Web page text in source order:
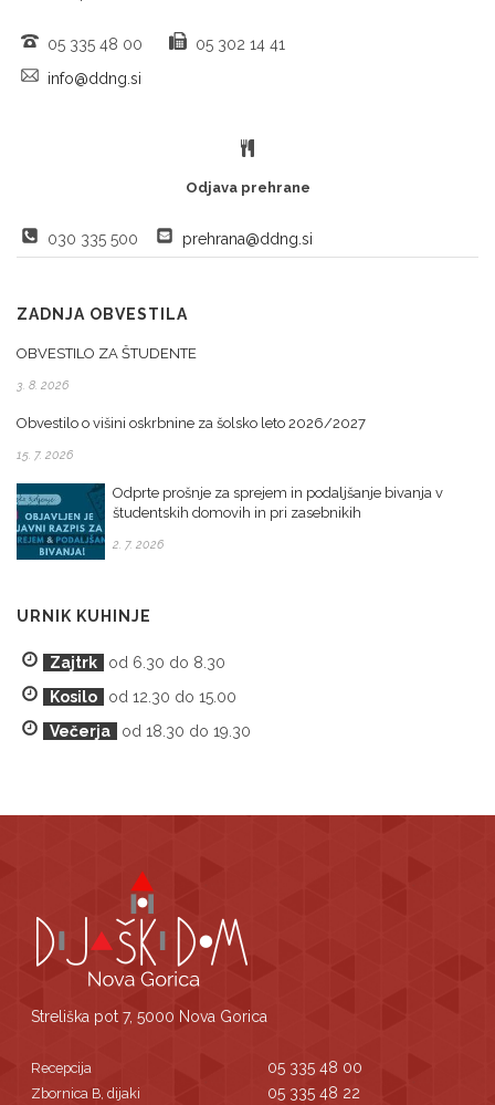
05 335 48 00
05 302 14 41
info@ddng.si
Odjava prehrane
030 335 500 prehrana@ddng.si
ZADNJA OBVESTILA
OBVESTILO ZA ŠTUDENTE
3. 8. 2026
Obvestilo o višini oskrbnine za šolsko leto 2026/2027
15. 7. 2026
Odprte prošnje za sprejem in podaljšanje bivanja v
študentskih domovih in pri zasebnikih
2. 7. 2026
URNIK KUHINJE
Zajtrk
od 6.30 do 8.30
Kosilo
od 12.30 do 15.00
Večerja
od 18.30 do 19.30
Streliška pot 7, 5000 Nova Gorica
Recepcija 05 335 48 00
Zbornica B, dijaki 05 335 48 22